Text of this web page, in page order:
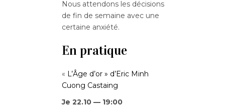
Nous attendons les décisions
de fin de semaine avec une
certaine anxiété.
En pratique
« L’Âge d’or » d’Eric Minh
Cuong Castaing
Je 22.10 — 19:00